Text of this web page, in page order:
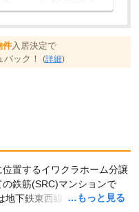
件 入居決定で
バック！ (詳細)
…もっと見る
置するイワクラホーム分譲
鉄筋(SRC)マンションで
地下鉄東西線 西１８丁目駅